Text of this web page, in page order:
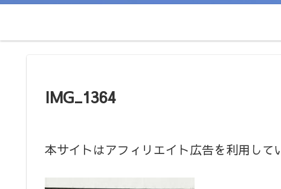
IMG_1364
本サイトはアフィリエイト広告を利用して